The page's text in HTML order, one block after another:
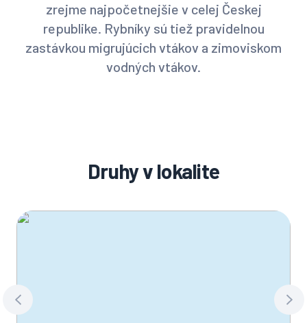
zrejme najpočetnejšie v celej Českej
republike. Rybníky sú tiež pravidelnou
zastávkou migrujúcich vtákov a zimoviskom
vodných vtákov.
Druhy v lokalite